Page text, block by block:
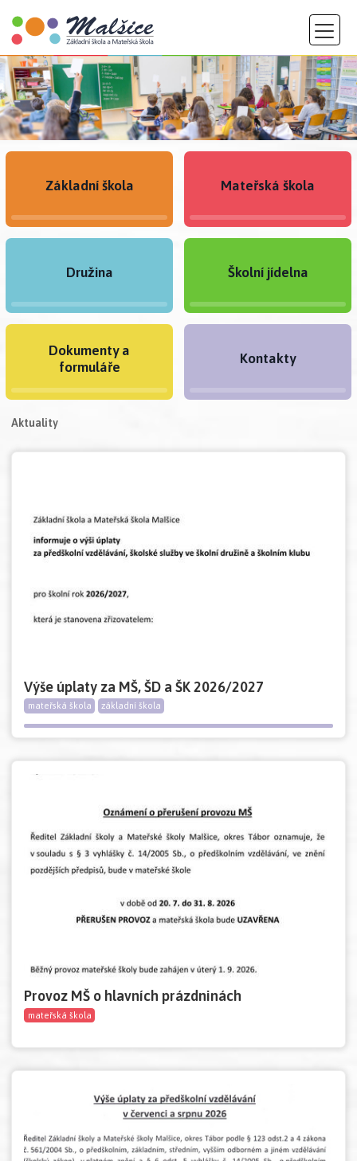
Základní škola Mateřská škola
Družina Školní jídelna
Dokumenty a
formuláře
Kontakty
Aktuality
Výše úplaty za MŠ, ŠD a ŠK 2026/2027
mateřská škola základní škola
Provoz MŠ o hlavních prázdninách
mateřská škola